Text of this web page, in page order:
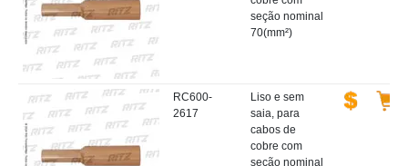
seção nominal
70(mm²)
RC600-
2617
Liso e sem
saia, para
cabos de
cobre com
seção nominal